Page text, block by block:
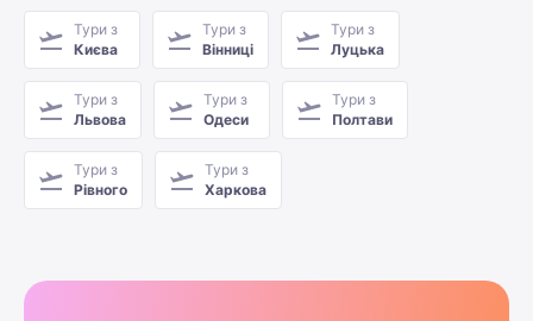
Тури з
Києва
Тури з
Вінниці
Тури з
Луцька
Тури з
Львова
Тури з
Одеси
Тури з
Полтави
Тури з
Рівного
Тури з
Харкова